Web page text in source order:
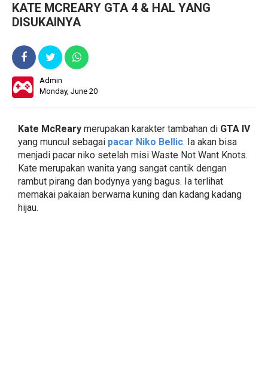
KATE MCREARY GTA 4 & HAL YANG
DISUKAINYA
Admin
Monday, June 20
Kate McReary merupakan karakter tambahan di GTA IV
yang muncul sebagai pacar Niko Bellic. Ia akan bisa
menjadi pacar niko setelah misi Waste Not Want Knots.
Kate merupakan wanita yang sangat cantik dengan
rambut pirang dan bodynya yang bagus. Ia terlihat
memakai pakaian berwarna kuning dan kadang kadang
hijau.